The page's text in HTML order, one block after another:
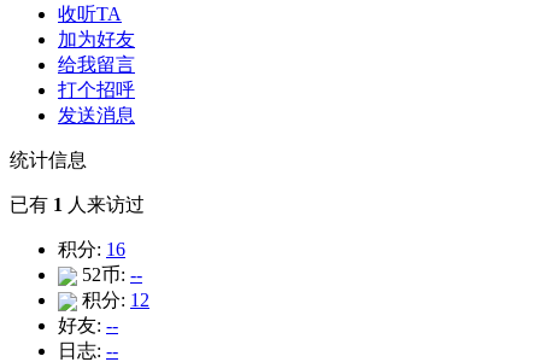
收听TA
加为好友
给我留言
打个招呼
发送消息
统计信息
已有 1 人来访过
积分: 16
52币: --
积分: 12
好友: --
日志: --